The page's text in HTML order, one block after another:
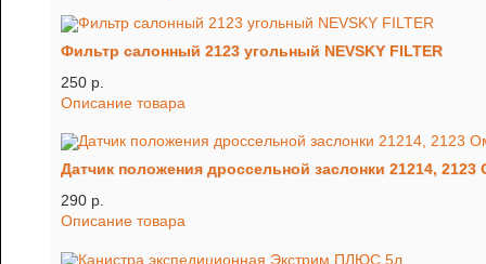
Фильтр салонный 2123 угольный NEVSKY FILTER
250 p.
Описание товара
Датчик положения дроссельной заслонки 21214, 2123
290 p.
Описание товара